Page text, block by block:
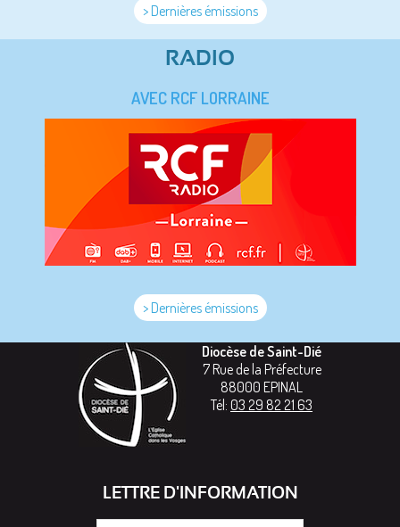
> Dernières émissions
RADIO
AVEC RCF LORRAINE
> Dernières émissions
Diocèse de Saint-Dié
7 Rue de la Préfecture
88000 EPINAL
Tél: 03 29 82 21 63
LETTRE D'INFORMATION